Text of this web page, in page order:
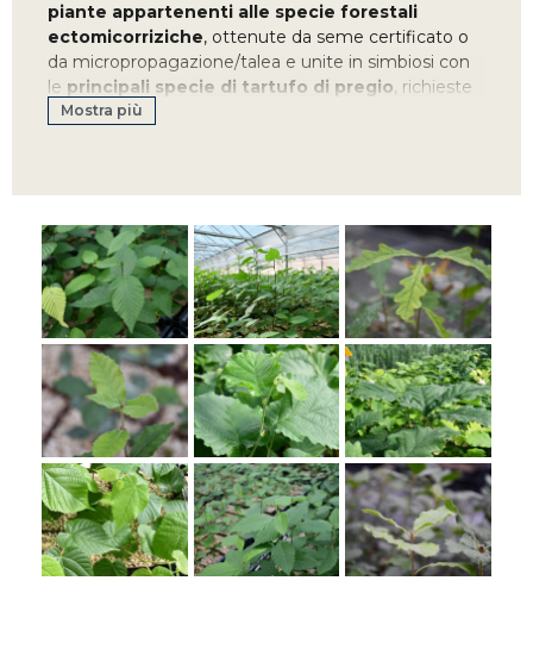
piante appartenenti alle specie forestali
ectomicorriziche, ottenute da seme certificato o
da micropropagazione/talea e unite in simbiosi con
le principali specie di tartufo di pregio, richieste
dal mercato e coltivabili.
radicali siano privi di micorrize dei funghi
naturalmente presenti nell’ambiente.
Tali plantule vengono quindi micorrizate con le
varie specie di tartufoal fine di ottenere, dopo
circa un anno dall’inizio del processo,una piantina
nei cui apici radicali risiedano le micorrize del
tartufo somministrato.
Mostra più